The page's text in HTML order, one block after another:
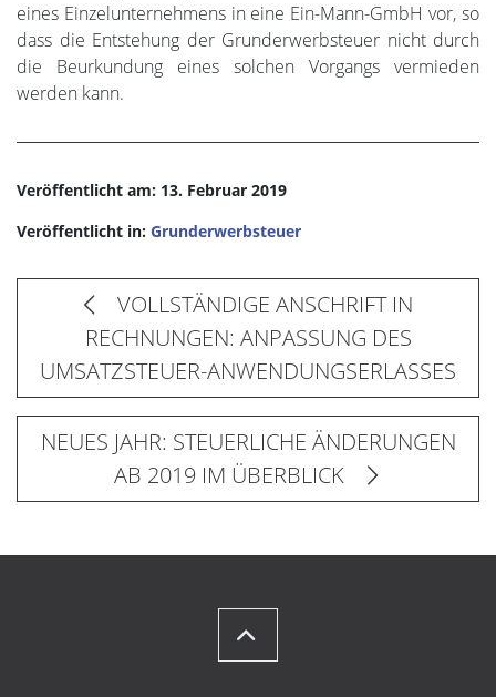
eines Einzelunternehmens in eine Ein-Mann-GmbH vor, so
dass die Entstehung der Grunderwerbsteuer nicht durch
die Beurkundung eines solchen Vorgangs vermieden
werden kann.
Veröffentlicht am: 13. Februar 2019
Veröffentlicht in: Grunderwerbsteuer
VOLLSTÄNDIGE ANSCHRIFT IN
RECHNUNGEN: ANPASSUNG DES
UMSATZSTEUER-ANWENDUNGSERLASSES
NEUES JAHR: STEUERLICHE ÄNDERUNGEN
AB 2019 IM ÜBERBLICK